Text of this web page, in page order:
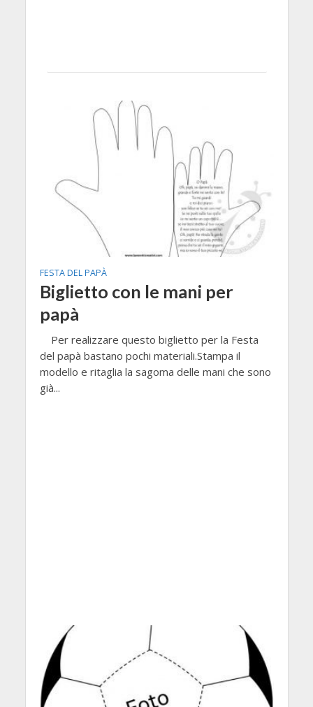
FESTA DEL PAPÀ
Biglietto con le mani per
papà
Per realizzare questo biglietto per la Festa
del papà bastano pochi materiali.Stampa il
modello e ritaglia la sagoma delle mani che sono
già...